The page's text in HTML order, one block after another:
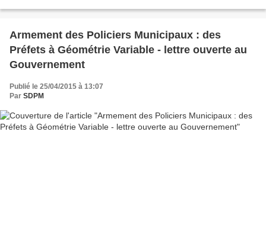
Armement des Policiers Municipaux : des
Préfets à Géométrie Variable - lettre ouverte au
Gouvernement
Publié le 25/04/2015 à 13:07
Par SDPM